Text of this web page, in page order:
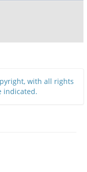
with all rights
indicated.